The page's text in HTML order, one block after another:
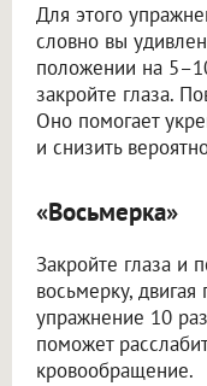
Для этого
словно вы
положении на
закройте глаза.
Оно помогает
и снизить
«Восьмерка»
Закройте глаза и
восьмерку,
упражнение 10
поможет
кровообращение.